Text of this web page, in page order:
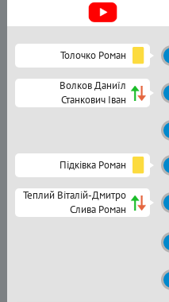
Толочко Роман
Волков Даниїл
Станкович Іван
Підківка Роман
Теплий Віталій-Дмитро
Слива Роман